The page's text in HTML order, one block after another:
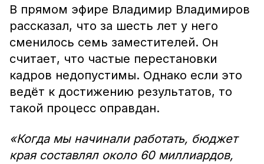
В прямом эфире Владимир Владимиров
рассказал, что за шесть лет у него
сменилось семь заместителей. Он
считает, что частые перестановки
кадров недопустимы. Однако если это
ведёт к достижению результатов, то
такой процесс оправдан.
«Когда мы начинали работать, бюджет
края составлял около 60 миллиардов,